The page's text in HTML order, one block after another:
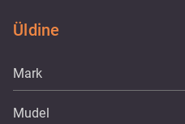
Üldine
Mark
Mudel